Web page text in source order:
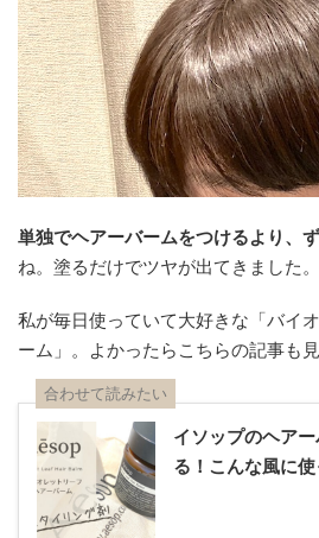
単独でヘアーバームをつけるより、
ね。塗るだけでツヤが出てきました。
私が毎日使っていて大好きな「バイ
ーム」。よかったらこちらの記事も
イソップのヘア
る！こんな風に
合わせて読みたい